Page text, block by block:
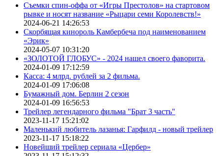
Съемки спин-оффа от «Игры Престолов» на стартовом
рывке и носят название «Рыцари семи Королевств!»
2024-06-21 14:26:53
Скорбящая кинороль Камбербеча под наименованием
«Эрик»
2024-05-07 10:31:20
«ЗОЛОТОЙ ГЛОБУС» - 2024 нашел своего фаворита.
2024-01-09 17:12:59
Касса: 4 млрд. рублей за 2 фильма.
2024-01-09 17:06:08
Бумажный дом. Берлин 2 сезон
2024-01-09 16:56:53
Трейлер легендарного фильма "Брат 3 часть"
2023-11-17 15:21:02
Маленький любитель лазанья: Гарфилд - новый трейлер
2023-11-17 15:18:22
Новейший трейлер сериала «Цербер»